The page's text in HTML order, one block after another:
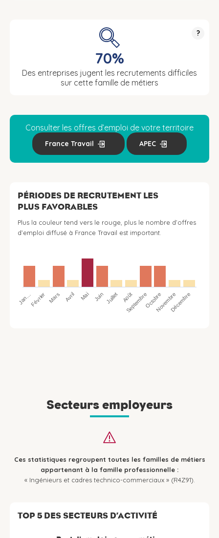
?
70%
Des entreprises jugent les recrutements difficiles
sur cette famille de métiers
Consulter les offres d’emploi de votre territoire
France Travail APEC
PÉRIODES DE RECRUTEMENT LES
PLUS FAVORABLES
Plus la couleur tend vers le rouge, plus le nombre d’offres
d’emploi diffusé à France Travail est important.
Jan…Février Mars Avril Mai Juin Juillet Août
SeptembreOctobreNovembreDécembre
Secteurs employeurs
Ces statistiques regroupent toutes les familles de métiers
appartenant à la famille professionnelle :
« Ingénieurs et cadres technico-commerciaux » (R4Z91).
TOP 5 DES SECTEURS D’ACTIVITÉ